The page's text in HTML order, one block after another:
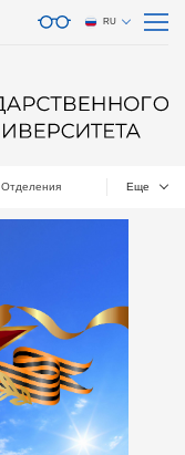
RU
Отделения Еще